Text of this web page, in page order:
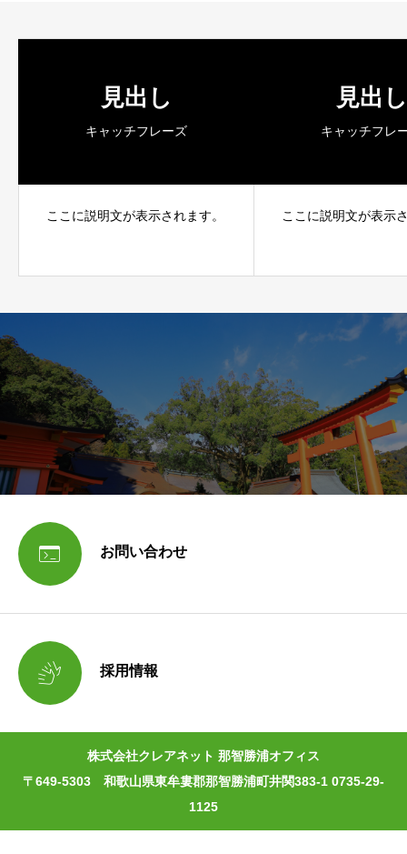
見出し
キャッチフレーズ
ここに説明文が表示されます。
見出し
キャッチフレ
ここに説明文が表示
 お問い合わせ
 採用情報
株式会社クレアネット 那智勝浦オフィス
〒649-5303 和歌山県東牟婁郡那智勝浦町井関383-1 0735-29-
1125